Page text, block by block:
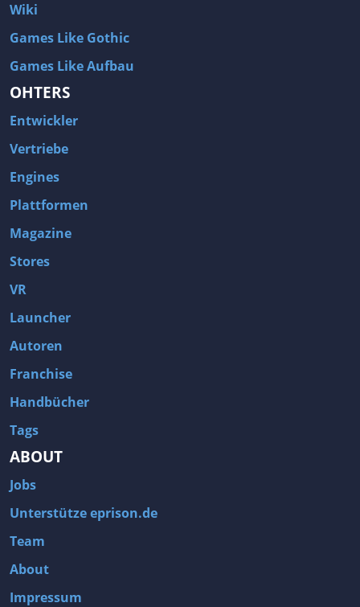
Wiki
Games Like Gothic
Games Like Aufbau
OHTERS
Entwickler
Vertriebe
Engines
Plattformen
Magazine
Stores
VR
Launcher
Autoren
Franchise
Handbücher
Tags
ABOUT
Jobs
Unterstütze eprison.de
Team
About
Impressum